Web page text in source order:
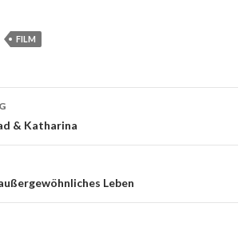
FILM
& Katharina
Leben